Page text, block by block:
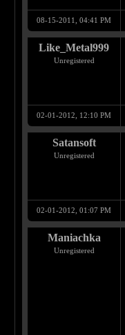
08-15-2011, 04:41 PM
Like_Metal999
Unregistered
02-01-2012, 12:10 PM
Satansoft
Unregistered
02-01-2012, 01:07 PM
Maniachka
Unregistered